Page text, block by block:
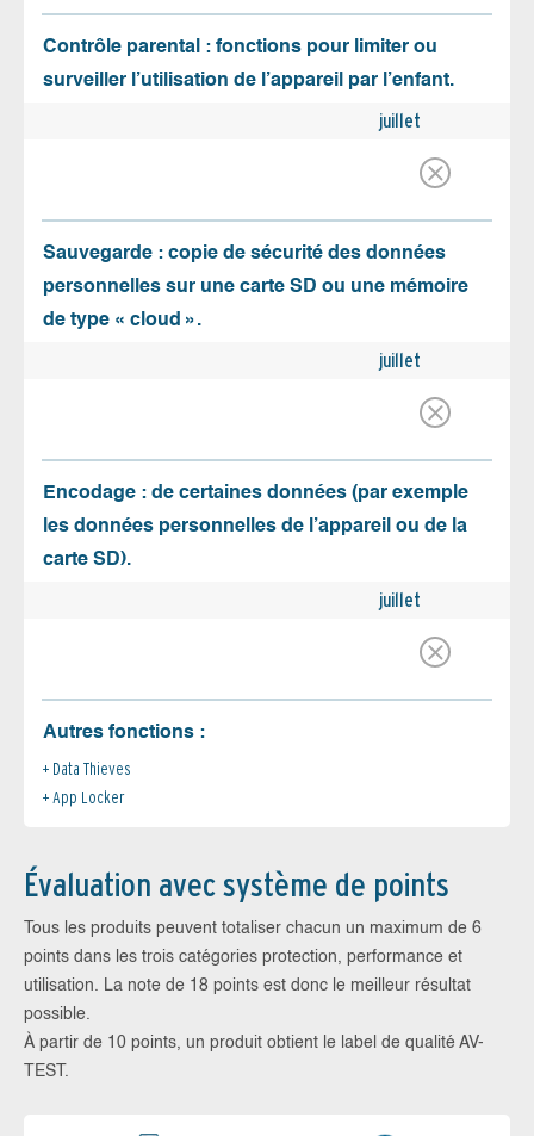
Contrôle parental : fonctions pour limiter ou
surveiller l’utilisation de l’appareil par l’enfant.
juillet
Sauvegarde : copie de sécurité des données
personnelles sur une carte SD ou une mémoire
de type « cloud ».
juillet
Encodage : de certaines données (par exemple
les données personnelles de l’appareil ou de la
carte SD).
juillet
Autres fonctions :
Data Thieves
App Locker
Évaluation avec système de points
Tous les produits peuvent totaliser chacun un maximum de 6
points dans les trois catégories protection, performance et
utilisation. La note de 18 points est donc le meilleur résultat
possible.
À partir de 10 points, un produit obtient le label de qualité AV-
TEST.